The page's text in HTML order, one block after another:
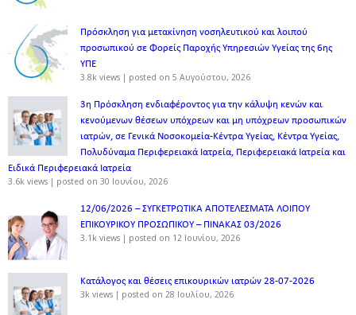
Πρόσκληση για μετακίνηση νοσηλευτικού και λοιπού
προσωπικού σε Φορείς Παροχής Υπηρεσιών Υγείας της 6ης
ΥΠΕ
3.8k views | posted on 5 Αυγούστου, 2026
3η Πρόσκληση ενδιαφέροντος για την κάλυψη κενών και
κενούμενων θέσεων υπόχρεων και μη υπόχρεων προσωπικών
ιατρών, σε Γενικά Νοσοκομεία-Κέντρα Υγείας, Κέντρα Υγείας,
Πολυδύναμα Περιφερειακά Ιατρεία, Περιφερειακά Ιατρεία και
Ειδικά Περιφερειακά Ιατρεία
3.6k views | posted on 30 Ιουνίου, 2026
12/06/2026 – ΣΥΓΚΕΤΡΩΤΙΚΑ ΑΠΟΤΕΛΕΣΜΑΤΑ ΛΟΙΠΟΥ
ΕΠΙΚΟΥΡΙΚΟΥ ΠΡΟΣΩΠΙΚΟΥ – ΠΙΝΑΚΑΣ 03/2026
3.1k views | posted on 12 Ιουνίου, 2026
Κατάλογος και θέσεις επικουρικών ιατρών 28-07-2026
3k views | posted on 28 Ιουλίου, 2026